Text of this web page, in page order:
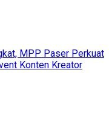
MPP Paser Perkuat
Konten Kreator